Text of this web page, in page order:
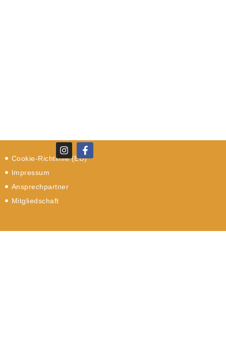
Cookie-Richtlinie (EU)
Impressum
Ansprechpartner
Mitgliedschaft